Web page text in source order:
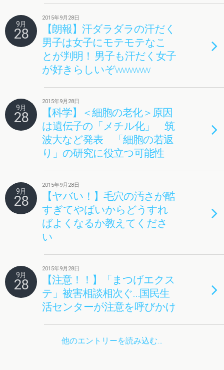
9月
28
2015年9月28日
【朗報】汗ダラダラの汗だく
男子は女子にモテモテなこ
とが判明！ 男子も汗だく女子
が好きらしいぞwwwww
9月
28
2015年9月28日
【科学】＜細胞の老化＞原因
は遺伝子の「メチル化」 筑
波大など発表 「細胞の若返
り」の研究に役立つ可能性
9月
28
2015年9月28日
【ヤバい！】毛穴の汚さが酷
すぎてやばいからどうすれ
ばよくなるか教えてくださ
い
9月
28
2015年9月28日
【注意！！】「まつげエクス
テ」被害相談相次ぐ…国民生
活センターが注意を呼びかけ
他のエントリーを読み込む…